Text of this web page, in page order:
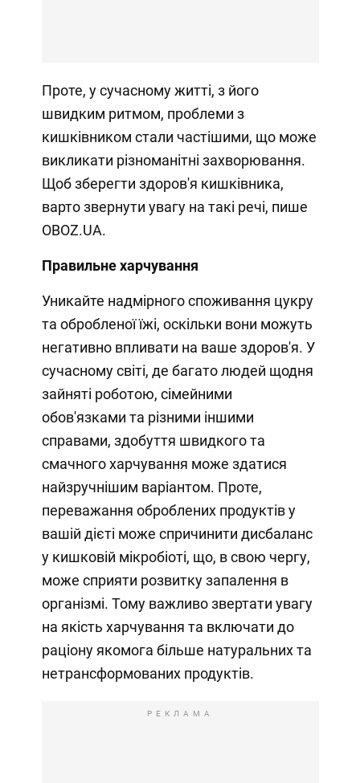
Проте, у сучасному житті, з його
швидким ритмом, проблеми з
кишківником стали частішими, що може
викликати різноманітні захворювання.
Щоб зберегти здоров'я кишківника,
варто звернути увагу на такі речі, пише
OBOZ.UA.
Правильне харчування
Уникайте надмірного споживання цукру
та обробленої їжі, оскільки вони можуть
негативно впливати на ваше здоров'я. У
сучасному світі, де багато людей щодня
зайняті роботою, сімейними
обов'язками та різними іншими
справами, здобуття швидкого та
смачного харчування може здатися
найзручнішим варіантом. Проте,
переважання оброблених продуктів у
вашій дієті може спричинити дисбаланс
у кишковій мікробіоті, що, в свою чергу,
може сприяти розвитку запалення в
організмі. Тому важливо звертати увагу
на якість харчування та включати до
раціону якомога більше натуральних та
нетрансформованих продуктів.
РЕКЛАМА